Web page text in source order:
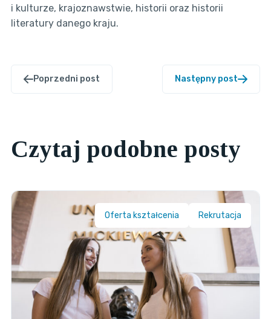
i kulturze, krajoznawstwie, historii oraz historii
literatury danego kraju.
Poprzedni post Następny post
Czytaj podobne posty
Oferta kształcenia Rekrutacja